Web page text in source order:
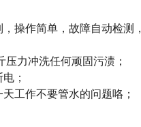
，操作简单，故障自动检
压力冲洗任何顽固污渍；
；
工作不要管水的问题咯；